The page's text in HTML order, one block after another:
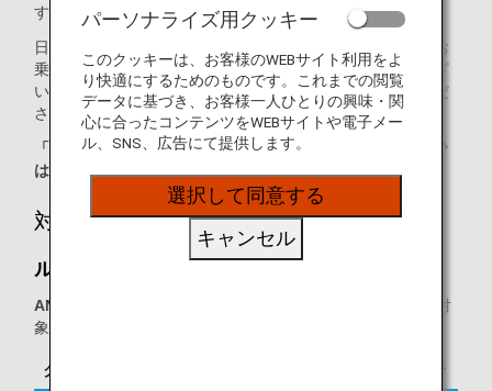
す。
日本国外の空港にて、ANA国際線から他航空会社国内線にお
乗り継ぎの場合には、ラウンジ入室基準が異なる場合がござ
います。入室基準に関しては各運航会社にお問い合わせくだ
さい。
「ANA SUITE LOUNGE」ご利用券は、こちらのラウンジで
はご利用いただけません。
対象のお客様
ル・サイゴンネイズラウンジ：
ANAグループ運航便
をご利用の、以下に該当するお客様が対
象となります。
クラス／ステイタス ご同行者
パーソナライズ用クッキー
このクッキーは、お客様のWEBサイト利用をよ
り快適にするためのものです。これまでの閲覧
データに基づき、お客様一人ひとりの興味・関
心に合ったコンテンツをWEBサイトや電子メー
ル、SNS、広告にて提供します。
選択して同意する
キャンセル